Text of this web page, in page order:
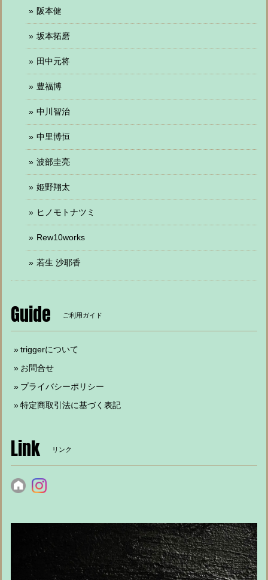
阪本健
坂本拓磨
田中元将
豊福博
中川智治
中里博恒
波部圭亮
姫野翔太
ヒノモトナツミ
Rew10works
若生 沙耶香
Guide ご利用ガイド
triggerについて
お問合せ
プライバシーポリシー
特定商取引法に基づく表記
Link リンク